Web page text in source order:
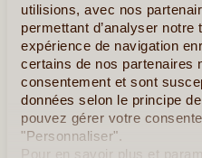
utilisions, avec nos
permettant d’analyser
expérience de navigation
certains de nos partenaires
consentement et sont
données selon le principe
pouvez gérer votre
"Personnaliser".
Pour en savoir plus et
15J/14N